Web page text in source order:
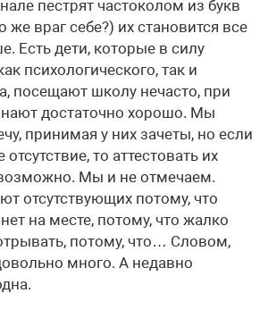
пестрят частоколом из букв
же враг себе?) их становится все
Есть дети, которые в силу
психологического, так и
посещают школу нечасто, при
достаточно хорошо. Мы
принимая у них зачеты, но если
то аттестовать их
Мы и не отмечаем.
отсутствующих потому, что
на месте, потому, что жалко
потому, что… Словом,
много. А недавно